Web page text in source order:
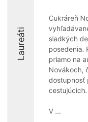
Laureáti
Cukráreň
sladkých
posedenia.
priamo na
Novákoch,
dostupnosť
cestujúcich.
V ...